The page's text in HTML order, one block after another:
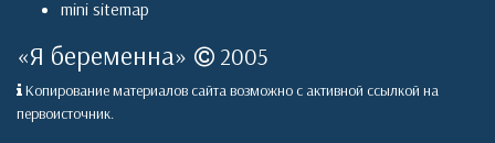
mini sitemap
«Я беременна» 2005
Копирование материалов сайта возможно с активной ссылкой на
первоисточник.